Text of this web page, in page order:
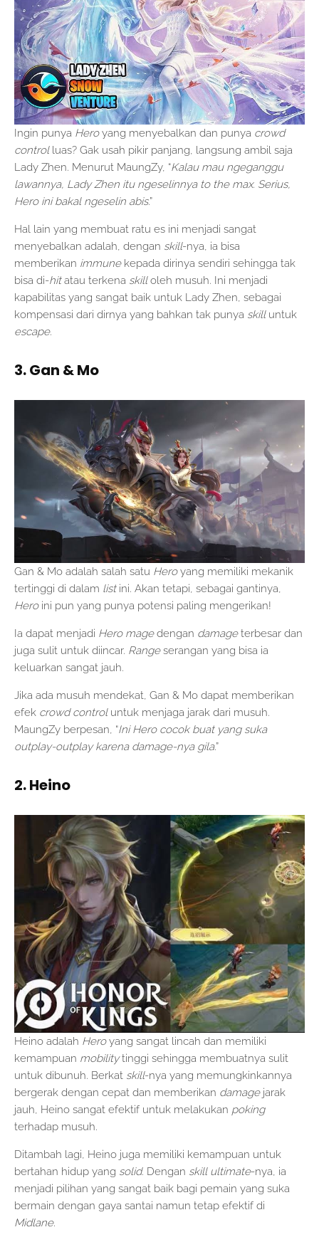
Ingin punya Heroyang menyebalkan dan punya crowd
controlluas? Gak usah pikir panjang, langsung ambil saja
Lady Zhen. Menurut MaungZy, “Kalau mau ngeganggu
lawannya, Lady Zhen itu ngeselinnya to the max. Serius,
Hero ini bakal ngeselin abis.”
Hal lain yang membuat ratu es ini menjadi sangat
menyebalkan adalah, dengan skill-nya, ia bisa
memberikan immune kepada dirinya sendiri sehingga tak
bisa di-hitatau terkena skilloleh musuh. Ini menjadi
kapabilitas yang sangat baik untuk Lady Zhen, sebagai
kompensasi dari dirnya yang bahkan tak punya skill untuk
escape.
3. Gan & Mo
Gan & Mo adalah salah satu Heroyang memiliki mekanik
tertinggi di dalam list ini. Akan tetapi, sebagai gantinya,
Hero ini pun yang punya potensi paling mengerikan!
Ia dapat menjadi Hero magedengan damageterbesar dan
juga sulit untuk diincar. Rangeserangan yang bisa ia
keluarkan sangat jauh.
Jika ada musuh mendekat, Gan & Mo dapat memberikan
efek crowd control untuk menjaga jarak dari musuh.
MaungZy berpesan, “Ini Hero cocok buat yang suka
outplay-outplay karena damage-nya gila.”
2. Heino
Heino adalah Heroyang sangat lincah dan memiliki
kemampuan mobilitytinggi sehingga membuatnya sulit
untuk dibunuh. Berkat skill-nya yang memungkinkannya
bergerak dengan cepat dan memberikan damage jarak
jauh, Heino sangat efektif untuk melakukan poking
terhadap musuh.
Ditambah lagi, Heino juga memiliki kemampuan untuk
bertahan hidup yang solid. Dengan skill ultimate-nya, ia
menjadi pilihan yang sangat baik bagi pemain yang suka
bermain dengan gaya santai namun tetap efektif di
Midlane.